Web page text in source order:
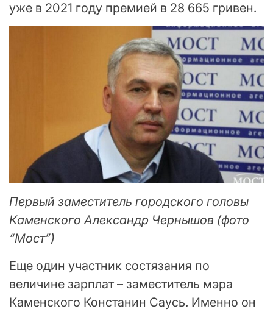
уже в 2021 году премией в 28 665 гривен.
Первый заместитель городского головы
Каменского Александр Чернышов (фото
“Мост”)
Еще один участник состязания по
величине зарплат – заместитель мэра
Каменского Констанин Саусь. Именно он